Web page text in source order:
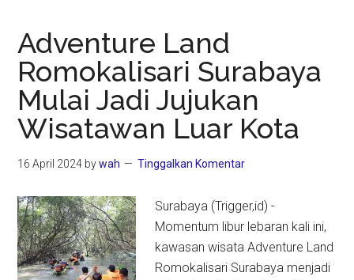
Adventure Land
Romokalisari Surabaya
Mulai Jadi Jujukan
Wisatawan Luar Kota
16 April 2024 bywah Tinggalkan Komentar
Surabaya (Trigger,id) -
Momentum libur lebaran kali ini,
kawasan wisata Adventure Land
Romokalisari Surabaya menjadi